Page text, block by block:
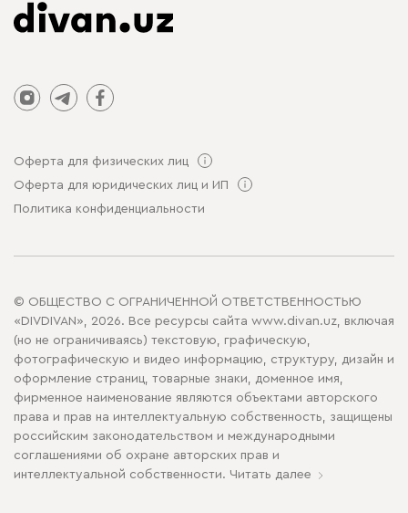
Оферта для физических лиц
Оферта для юридических лиц и ИП
Политика конфиденциальности
© ОБЩЕСТВО С ОГРАНИЧЕННОЙ ОТВЕТСТВЕННОСТЬЮ
«DIVDIVAN», 2026. Все ресурсы сайта www.divan.uz, включая
(но не ограничиваясь) текстовую, графическую,
фотографическую и видео информацию, структуру, дизайн и
оформление страниц, товарные знаки, доменное имя,
фирменное наименование являются объектами авторского
права и прав на интеллектуальную собственность, защищены
российским законодательством и международными
соглашениями об охране авторских прав и
интеллектуальной собственности. Читать далее